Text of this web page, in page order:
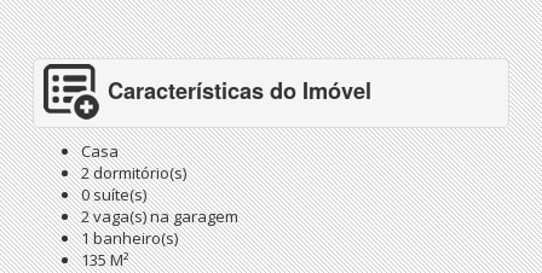
Características do Imóvel
Casa
2 dormitório(s)
0 suíte(s)
2 vaga(s) na garagem
1 banheiro(s)
135 M²